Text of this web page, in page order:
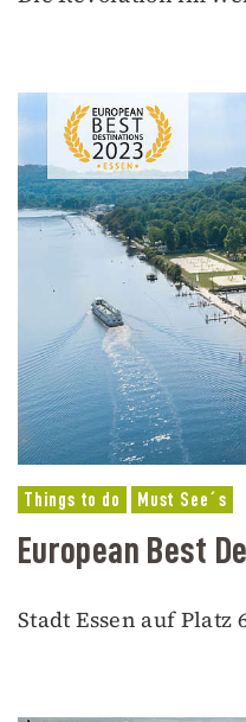
Things to do Must See´s
European Best
Stadt Essen auf Platz